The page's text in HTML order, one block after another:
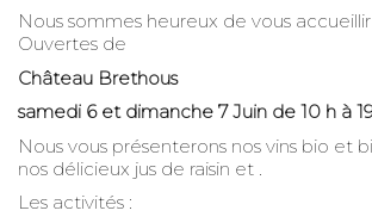
Nous sommes heureux de vous
Ouvertes de
Château Brethous
samedi 6 et dimanche 7 Juin de 10 h à
Nous vous présenterons nos vins bio et
nos délicieux jus de raisin et .
Les activités :